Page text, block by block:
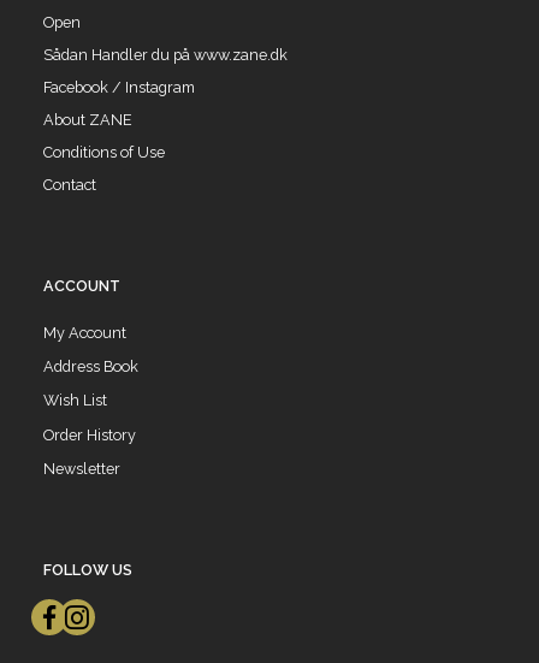
Open
Sådan Handler du på www.zane.dk
Facebook / Instagram
About ZANE
Conditions of Use
Contact
ACCOUNT
My Account
Address Book
Wish List
Order History
Newsletter
FOLLOW US